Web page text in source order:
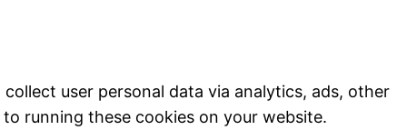
user personal data via analytics, ads, other
running these cookies on your website.